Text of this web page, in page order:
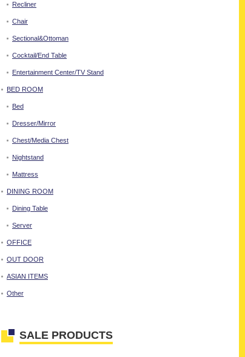
Recliner
Chair
Sectional&Ottoman
Cocktail/End Table
Entertainment Center/TV Stand
BED ROOM
Bed
Dresser/Mirror
Chest/Media Chest
Nightstand
Mattress
DINING ROOM
Dining Table
Server
OFFICE
OUT DOOR
ASIAN ITEMS
Other
SALE PRODUCTS